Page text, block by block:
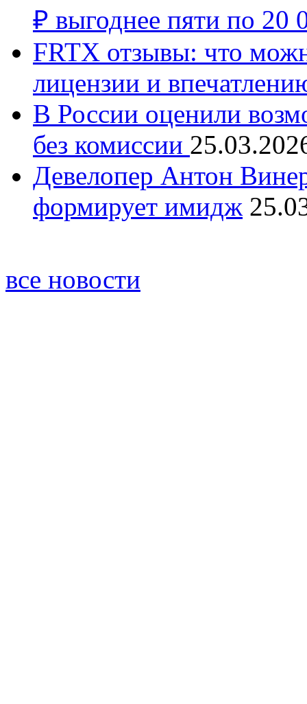
₽ выгоднее пяти по 20
FRTX отзывы: что
лицензии и
В России оценили
без комиссии
Девелопер Антон
формирует имидж
все новости